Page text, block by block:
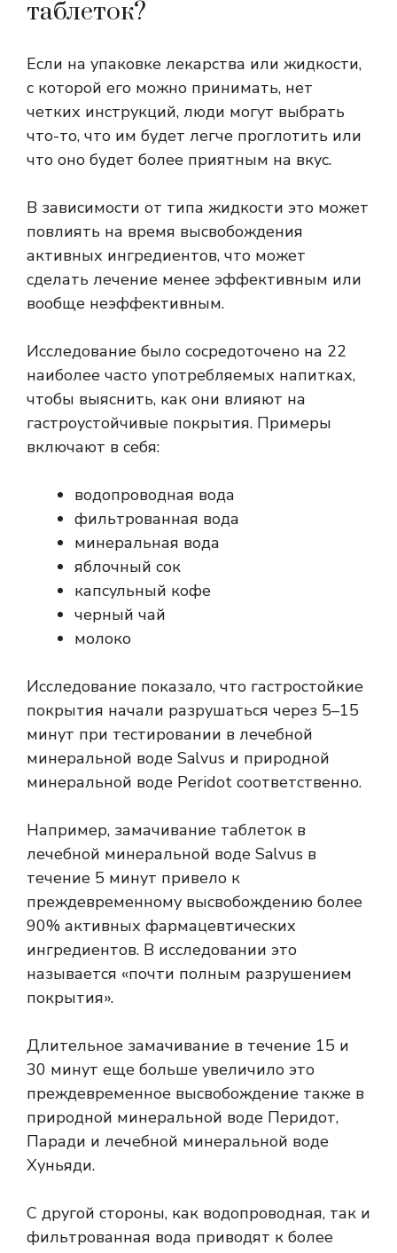
таблеток?
Если на упаковке лекарства или жидкости,
с которой его можно принимать, нет
четких инструкций, люди могут выбрать
что-то, что им будет легче проглотить или
что оно будет более приятным на вкус.
В зависимости от типа жидкости это может
повлиять на время высвобождения
активных ингредиентов, что может
сделать лечение менее эффективным или
вообще неэффективным.
Исследование было сосредоточено на 22
наиболее часто употребляемых напитках,
чтобы выяснить, как они влияют на
гастроустойчивые покрытия. Примеры
включают в себя:
водопроводная вода
фильтрованная вода
минеральная вода
яблочный сок
капсульный кофе
черный чай
молоко
Исследование показало, что гастростойкие
покрытия начали разрушаться через 5–15
минут при тестировании в лечебной
минеральной воде Salvus и природной
минеральной воде Peridot соответственно.
Например, замачивание таблеток в
лечебной минеральной воде Salvus в
течение 5 минут привело к
преждевременному высвобождению более
90% активных фармацевтических
ингредиентов. В исследовании это
называется «почти полным разрушением
покрытия».
Длительное замачивание в течение 15 и
30 минут еще больше увеличило это
преждевременное высвобождение также в
природной минеральной воде Перидот,
Паради и лечебной минеральной воде
Хуньяди.
С другой стороны, как водопроводная, так и
фильтрованная вода приводят к более